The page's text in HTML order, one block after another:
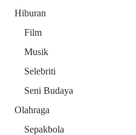
Hiburan
Film
Musik
Selebriti
Seni Budaya
Olahraga
Sepakbola